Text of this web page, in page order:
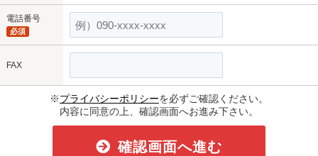
電話番号
必須
FAX
※プライバシーポリシーを必ずご確認ください。
内容に同意の上、確認画面へお進み下さい。
確認画面へ進む